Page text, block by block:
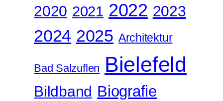
2020 2021 2022 2023
2024 2025 Architektur
Bad Salzuflen Bielefeld
Bildband Biografie